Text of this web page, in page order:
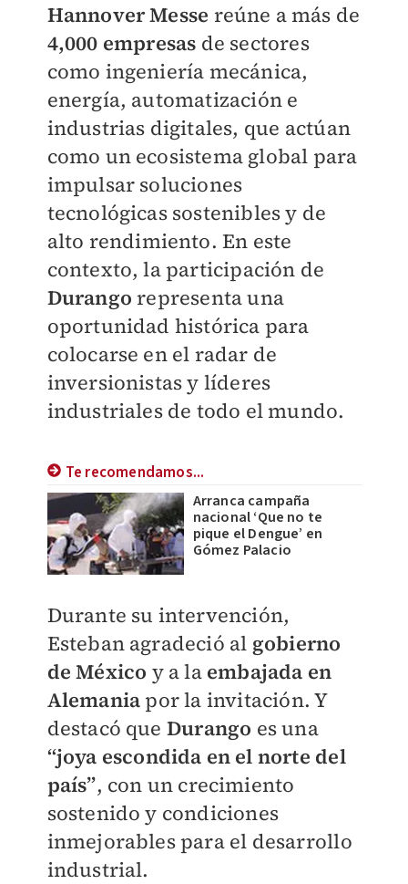
Hannover Messe reúne a más de
4,000 empresas de sectores
como ingeniería mecánica,
energía, automatización e
industrias digitales, que actúan
como un ecosistema global para
impulsar soluciones
tecnológicas sostenibles y de
alto rendimiento. En este
contexto, la participación de
Durango representa una
oportunidad histórica para
colocarse en el radar de
inversionistas y líderes
industriales de todo el mundo.
Te recomendamos...
Arranca campaña
nacional ‘Que no te
pique el Dengue’ en
Gómez Palacio
Durante su intervención,
Esteban agradeció al gobierno
de México y a laembajada en
Alemania por la invitación. Y
destacó que Durango es una
“joya escondida en el norte del
país”, con un crecimiento
sostenido y condiciones
inmejorables para el desarrollo
industrial.